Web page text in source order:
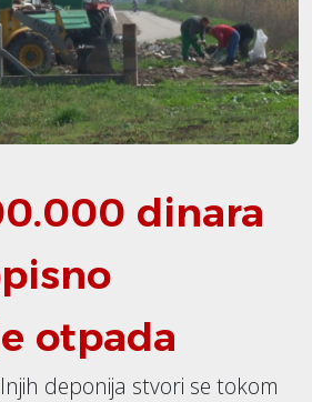
dinara
otpada
deponija stvori se tokom